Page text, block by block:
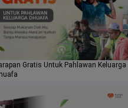
Gratis Untuk Pahlawan Keluarga